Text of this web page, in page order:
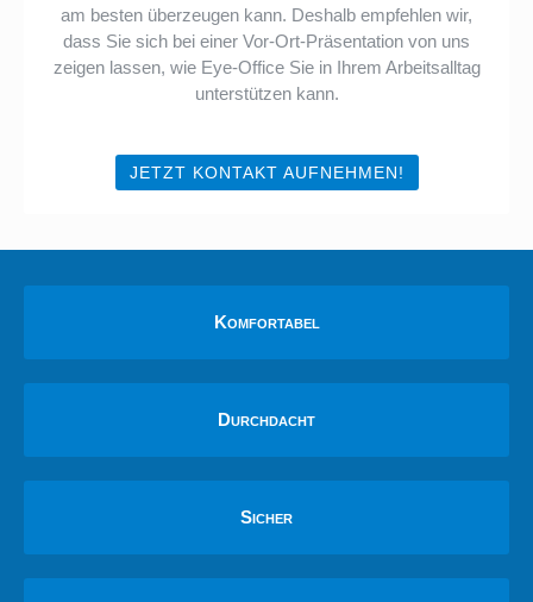
am besten überzeugen kann. Deshalb empfehlen wir,
dass Sie sich bei einer Vor-Ort-Präsentation von uns
zeigen lassen, wie Eye-Office Sie in Ihrem Arbeitsalltag
unterstützen kann.
JETZT KONTAKT AUFNEHMEN!
Komfortabel
Durchdacht
Sicher